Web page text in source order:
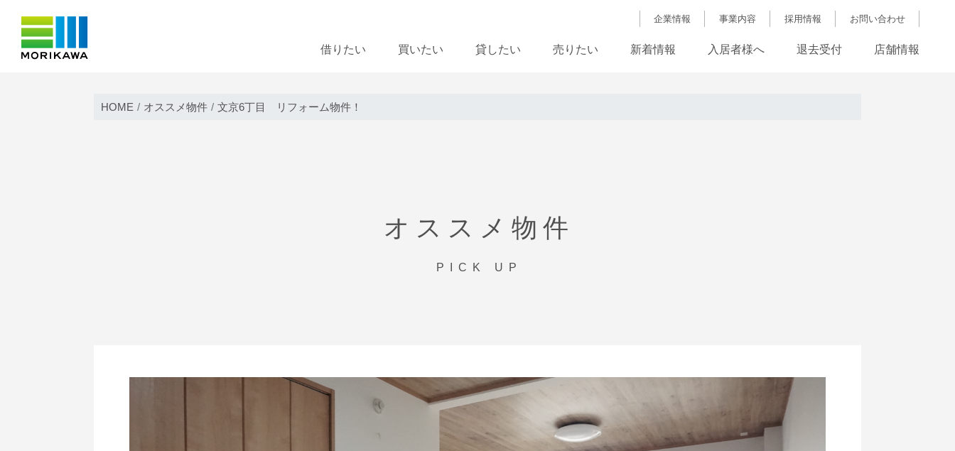
借りたい 買いたい 貸したい 売りたい 新着情報 入居者様へ 退去受付 店舗情報
企業情報 事業内容 採用情報 お問い合わせ
HOME オススメ物件 文京6丁目 リフォーム物件！
オススメ物件
PICK UP